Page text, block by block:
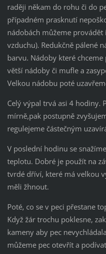
raději někam do rohu či do
případném prasknutí
nádobách můžeme
vzduchu). Redukčně pálené
barvu. Nádoby které
větší nádoby či mufle a
Velkou nádobu poté
Celý výpal trvá asi 4
mírně,pak postupně
regulejeme částečným
V poslední hodinu se
teplotu. Dobré je použít na
tvrdé dříví, které má velkou
měli žhnout.
Poté, co se v peci přestane
Když žár trochu poklesne,
kameny aby pec
můžeme pec otevřít a